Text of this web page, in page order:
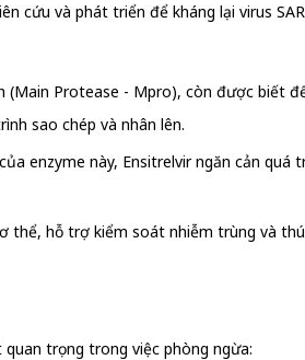
và phát triển để kháng lại virus
(Main Protease - Mpro), còn được biết
sao chép và nhân lên.
enzyme này, Ensitrelvir ngăn cản quá
thể, hỗ trợ kiểm soát nhiễm trùng và
trọng trong việc phòng ngừa: